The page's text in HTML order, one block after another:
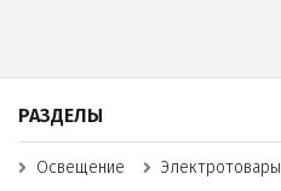
РАЗДЕЛЫ
Освещение Электротовары